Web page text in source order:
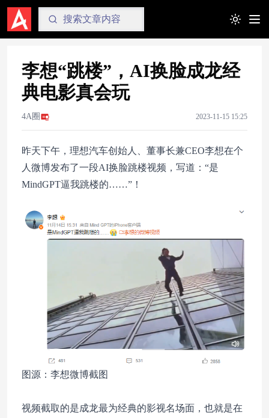
Toggle
李想“跳楼”，AI换脸成龙经
典电影真会玩
4A圈 2023-11-15 15:25
昨天下午，理想汽车创始人、董事长兼CEO李想在个
人微博发布了一段AI换脸跳楼视频，写道：“是
MindGPT逼我跳楼的……”！
图源：李想微博截图
视频截取的是成龙最为经典的影视名场面，也就是在